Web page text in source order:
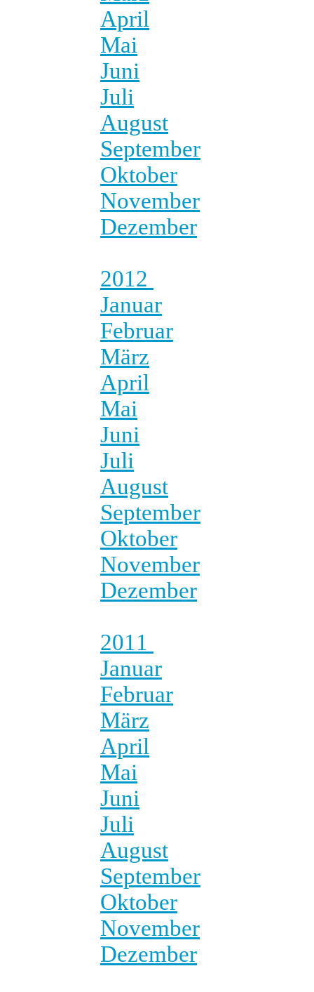
April
Mai
Juni
Juli
August
September
Oktober
November
Dezember
2012
Januar
Februar
März
April
Mai
Juni
Juli
August
September
Oktober
November
Dezember
2011
Januar
Februar
März
April
Mai
Juni
Juli
August
September
Oktober
November
Dezember